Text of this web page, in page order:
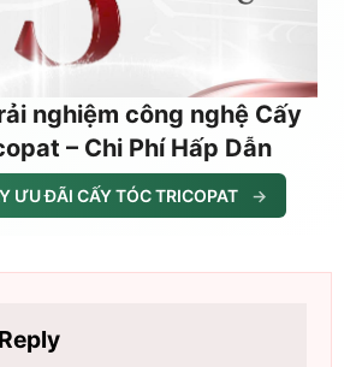
nghiệm công nghệ Cấy
– Chi Phí Hấp Dẫn
ƯU ĐÃI CẤY TÓC TRICOPAT →